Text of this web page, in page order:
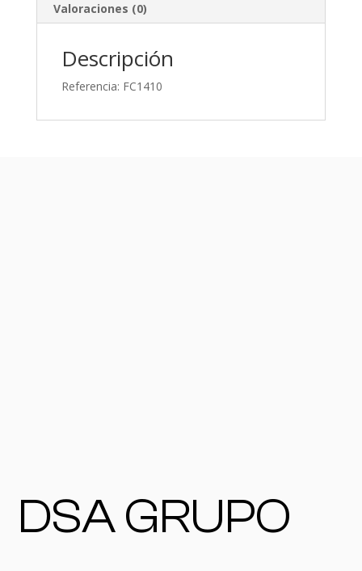
Valoraciones (0)
Descripción
Referencia: FC1410
DSA GRUPO